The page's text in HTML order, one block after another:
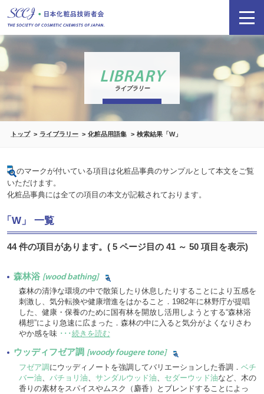
LIBRARY
ライブラリー
トップ ライブラリー 化粧品用語集 検索結果「W」
のマークが付いている項目は化粧品事典のサンプルとして本文をご覧
いただけます。
化粧品事典には全ての項目の本文が記載されております。
「W」 一覧
44 件の項目があります。( 5 ページ目の 41 ～ 50 項目を表示)
森林浴 [wood bathing]
森林の清浄な環境の中で散策したり休息したりすることにより五感を
刺激し、気分転換や健康増進をはかること．1982年に林野庁が提唱
した、健康・保養のために国有林を開放し活用しようとする“森林浴
構想”により急速に広まった．森林の中に入ると気分がよくなりさわ
やか感を味 ･･･ 続きを読む
ウッディフゼア調 [woody fougere tone]
フゼア調 にウッディノートを強調してバリエーションした香調． ベチ
バー油、 パチョリ油、 サンダルウッド油、 セダーウッド油など、木の
香りの素材をスパイスやムスク（麝香）とブレンドすることによっ